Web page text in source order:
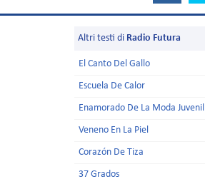
Altri testi di Radio Futura
El Canto Del Gallo
Escuela De Calor
Enamorado De La Moda Juvenil
Veneno En La Piel
Corazón De Tiza
37 Grados